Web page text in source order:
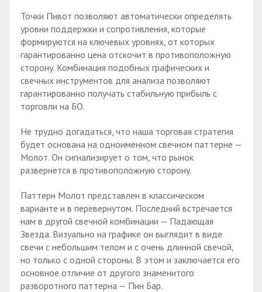
Точки Пивот позволяют автоматически определять
уровни поддержки и сопротивления, которые
формируются на ключевых уровнях, от которых
гарантированно цена отскочит в противоположную
сторону. Комбинация подобных графических и
свечных инструментов для анализа позволяют
гарантированно получать стабильную прибыль с
торговли на БО.
Не трудно догадаться, что наша торговая стратегия
будет основана на одноименном свечном паттерне —
Молот. Он сигнализирует о том, что рынок
развернется в противоположную сторону.
Паттерн Молот представлен в классическом
варианте и в перевернутом. Последний встречается
нам в другой свечной комбинации — Падающая
Звезда. Визуально на графике он выглядит в виде
свечи с небольшим телом и с очень длинной свечой,
но только с одной стороны. В этом и заключается его
основное отличие от другого знаменитого
разворотного паттерна — Пин Бар.